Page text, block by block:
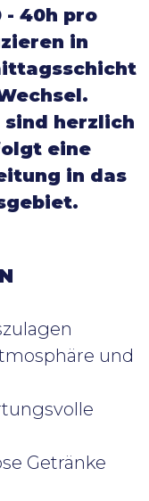
- 40h pro
in
herzlich
eine
in das
und
Getränke